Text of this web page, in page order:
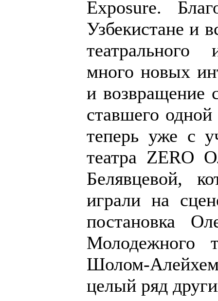
Exposure.
Узбекистане и
театрального
много новых
и возвращение
ставшего
теперь уже с
театра ZERO
Белявцевой,
играли на
постановка
Молодежного
Шолом-
целый ряд